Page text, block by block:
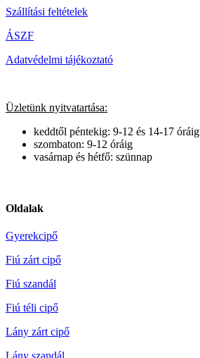
Szállítási feltételek
ÁSZF
Adatvédelmi tájékoztató
Üzletünk nyitvatartása:
keddtől péntekig: 9-12 és 14-17 óráig
szombaton: 9-12 óráig
vasárnap és hétfő: szünnap
Oldalak
Gyerekcipő
Fiú zárt cipő
Fiú szandál
Fiú téli cipő
Lány zárt cipő